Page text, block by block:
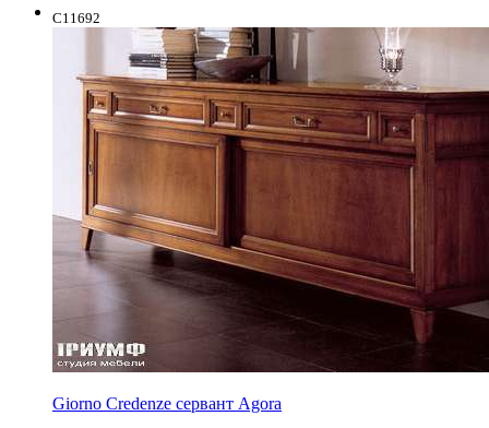
C11692
Giorno Credenze сервант Agora